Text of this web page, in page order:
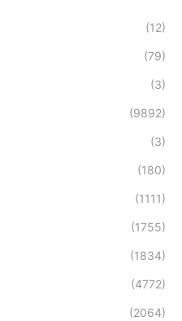
(12)
(79)
(3)
(9892)
(3)
(180)
(1111)
(1755)
(1834)
(4772)
(2064)